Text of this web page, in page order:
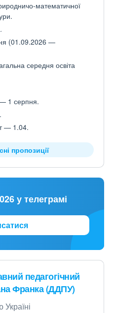
математичної
(01.09.2026 —
середня освіта
1 серпня.
— 1.04.
пропозиції
у телеграмі
педагогічний
Франка (ДДПУ)